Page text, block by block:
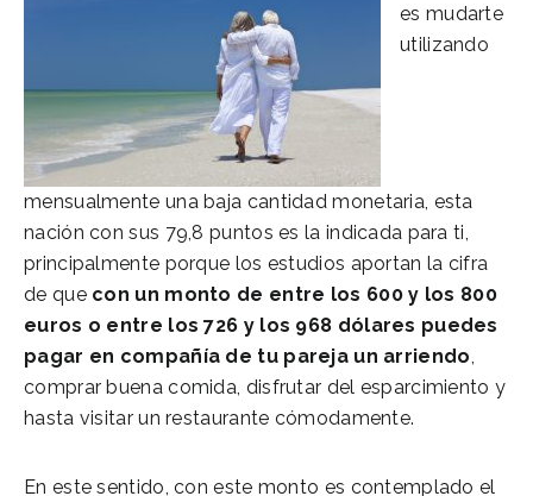
es mudarte
utilizando
mensualmente una baja cantidad monetaria, esta
nación con sus 79,8 puntos es la indicada para ti,
principalmente porque los estudios aportan la cifra
de quecon un monto de entre los 600 y los 800
euros o entre los 726 y los 968 dólares puedes
pagar en compañía de tu pareja un arriendo,
comprar buena comida, disfrutar del esparcimiento y
hasta visitar un restaurante cómodamente.
En este sentido, con este monto es contemplado el